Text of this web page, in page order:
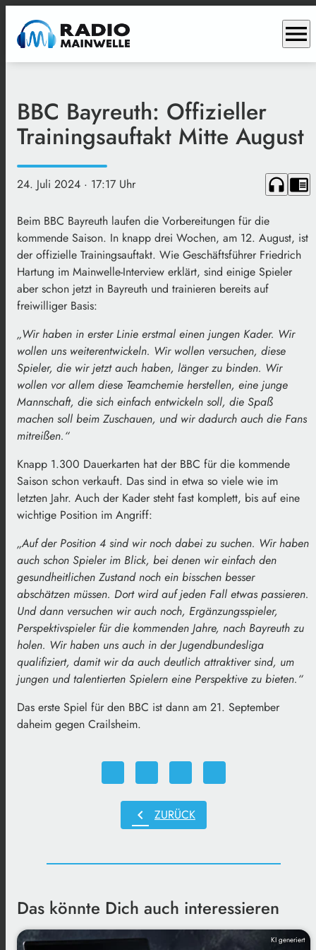
menu
BBC Bayreuth: Offizieller
Trainingsauftakt Mitte August
24. Juli 2024 · 17:17 Uhr headphones chrome_reader_mode
Beim BBC Bayreuth laufen die Vorbereitungen für die
kommende Saison. In knapp drei Wochen, am 12. August, ist
der offizielle Trainingsauftakt. Wie Geschäftsführer Friedrich
Hartung im Mainwelle-Interview erklärt, sind einige Spieler
aber schon jetzt in Bayreuth und trainieren bereits auf
freiwilliger Basis:
„Wir haben in erster Linie erstmal einen jungen Kader. Wir
wollen uns weiterentwickeln. Wir wollen versuchen, diese
Spieler, die wir jetzt auch haben, länger zu binden. Wir
wollen vor allem diese Teamchemie herstellen, eine junge
Mannschaft, die sich einfach entwickeln soll, die Spaß
machen soll beim Zuschauen, und wir dadurch auch die Fans
mitreißen.“
Knapp 1.300 Dauerkarten hat der BBC für die kommende
Saison schon verkauft. Das sind in etwa so viele wie im
letzten Jahr. Auch der Kader steht fast komplett, bis auf eine
wichtige Position im Angriff:
„Auf der Position 4 sind wir noch dabei zu suchen. Wir haben
auch schon Spieler im Blick, bei denen wir einfach den
gesundheitlichen Zustand noch ein bisschen besser
abschätzen müssen. Dort wird auf jeden Fall etwas passieren.
Und dann versuchen wir auch noch, Ergänzungsspieler,
Perspektivspieler für die kommenden Jahre, nach Bayreuth zu
holen. Wir haben uns auch in der Jugendbundesliga
qualifiziert, damit wir da auch deutlich attraktiver sind, um
jungen und talentierten Spielern eine Perspektive zu bieten.“
Das erste Spiel für den BBC ist dann am 21. September
daheim gegen Crailsheim.
chevron_left ZURÜCK
Das könnte Dich auch interessieren
KI generiert